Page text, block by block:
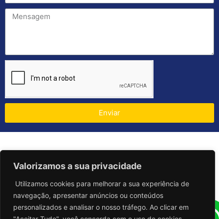
Valorizamos a sua privacidade
Utilizamos cookies para melhorar a sua experiência de
navegação, apresentar anúncios ou conteúdos
personalizados e analisar o nosso tráfego. Ao clicar em
Enviar